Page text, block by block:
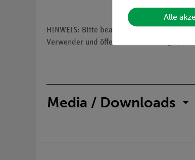
HINWEIS: Bitte beachten Sie, dass wir
Verwender und öffentliche Forschungs-,
Media / Downloads
Alle